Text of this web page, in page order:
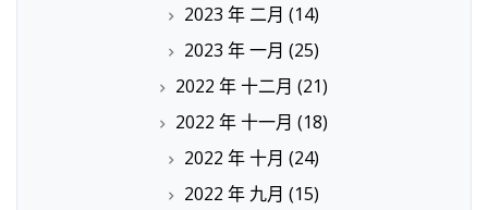
2023 年 二月 (14)
2023 年 一月 (25)
2022 年 十二月 (21)
2022 年 十一月 (18)
2022 年 十月 (24)
2022 年 九月 (15)